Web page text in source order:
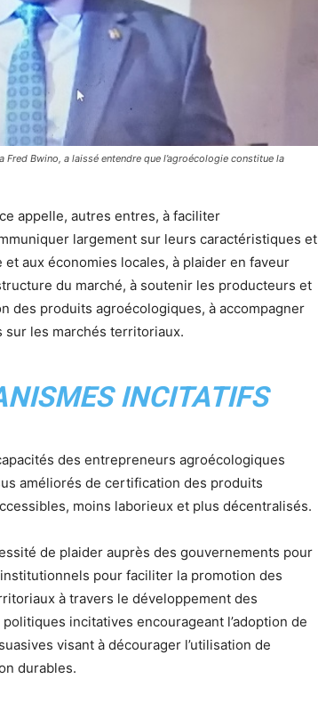
Fred Bwino, a laissé entendre que l’agroécologie constitue la
appelle, autres entres, à faciliter
largement sur leurs caractéristiques et
aux économies locales, à plaider en faveur
du marché, à soutenir les producteurs et
des produits agroécologiques, à accompagner
les marchés territoriaux.
INCITATIFS
des entrepreneurs agroécologiques
améliorés de certification des produits
moins laborieux et plus décentralisés.
de plaider auprès des gouvernements pour
pour faciliter la promotion des
à travers le développement des
incitatives encourageant l’adoption de
visant à décourager l’utilisation de
durables.